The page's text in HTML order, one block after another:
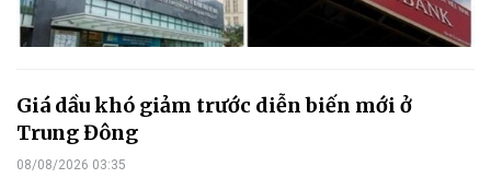
Giá dầu khó giảm trước diễn biến mới ở
Trung Đông
08/08/2026 03:35